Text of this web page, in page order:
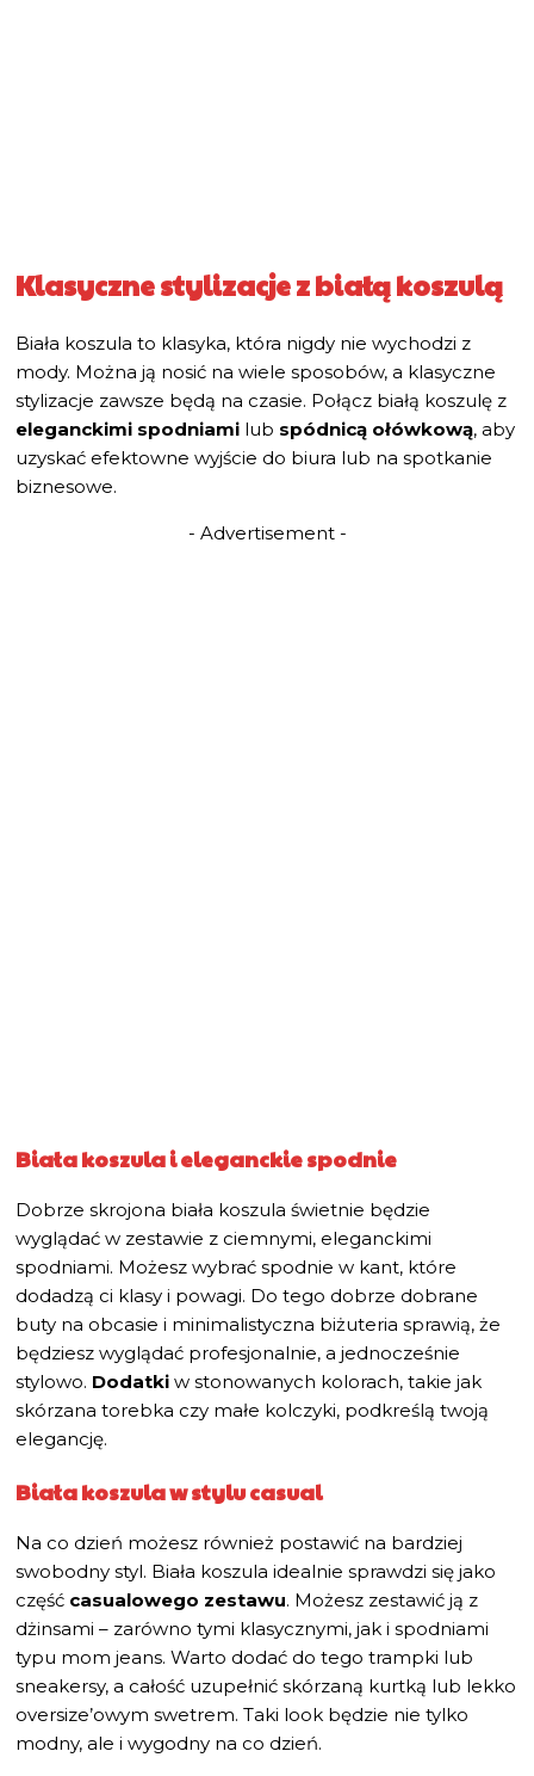
Klasyczne stylizacje z białą koszulą
Biała koszula to klasyka, która nigdy nie wychodzi z
mody. Można ją nosić na wiele sposobów, a klasyczne
stylizacje zawsze będą na czasie. Połącz białą koszulę z
eleganckimi spodniami lub spódnicą ołówkową, aby
uzyskać efektowne wyjście do biura lub na spotkanie
biznesowe.
- Advertisement -
Biała koszula i eleganckie spodnie
Dobrze skrojona biała koszula świetnie będzie
wyglądać w zestawie z ciemnymi, eleganckimi
spodniami. Możesz wybrać spodnie w kant, które
dodadzą ci klasy i powagi. Do tego dobrze dobrane
buty na obcasie i minimalistyczna biżuteria sprawią, że
będziesz wyglądać profesjonalnie, a jednocześnie
stylowo. Dodatki w stonowanych kolorach, takie jak
skórzana torebka czy małe kolczyki, podkreślą twoją
elegancję.
Biała koszula w stylu casual
Na co dzień możesz również postawić na bardziej
swobodny styl. Biała koszula idealnie sprawdzi się jako
część casualowego zestawu. Możesz zestawić ją z
dżinsami – zarówno tymi klasycznymi, jak i spodniami
typu mom jeans. Warto dodać do tego trampki lub
sneakersy, a całość uzupełnić skórzaną kurtką lub lekko
oversize’owym swetrem. Taki look będzie nie tylko
modny, ale i wygodny na co dzień.